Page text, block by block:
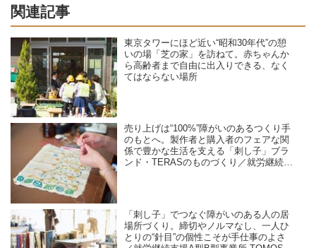
関連記事
東京タワーにほど近い“昭和30年代”の憩
いの場「芝の家」を訪ねて。赤ちゃんか
ら高齢者まで自由に出入りできる、なく
てはならない場所
売り上げは“100%”障がいのあるつくり手
のもとへ。製作者と購入者のフェアな関
係で豊かな生活を支える「刺し子」ブラ
ンド・TERASのものづくり／就労継続支
「刺し子」でつなぐ障がいのある人の居
場所づくり。締切やノルマなし、一人ひ
とりの“針目”の個性こそが手仕事のよさ